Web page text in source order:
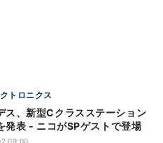
トロニクス
ス、新型Cクラスステーション
発表 - ニコがSPゲストで登場
09:00